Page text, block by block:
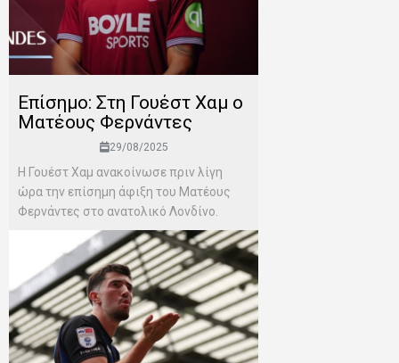
Επίσημο: Στη Γουέστ Χαμ ο
Ματέους Φερνάντες
29/08/2025
Η Γουέστ Χαμ ανακοίνωσε πριν λίγη
ώρα την επίσημη άφιξη του Ματέους
Φερνάντες στο ανατολικό Λονδίνο.